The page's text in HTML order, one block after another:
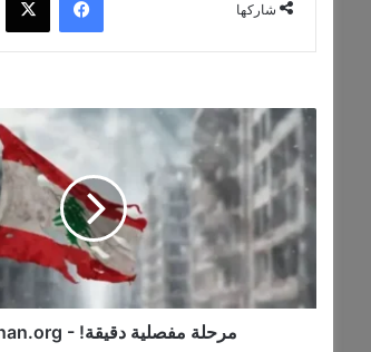
شاركها
م
ص
ل
مرحلة مفصلية دقيقة! - yalebnan.org